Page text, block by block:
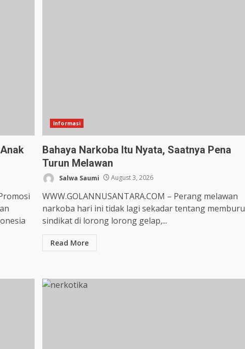
Informasi
Bahaya Narkoba Itu Nyata, Saatnya Pena
Turun Melawan
Salwa Saumi August 3, 2026
WWW.GOLANNUSANTARA.COM – Perang melawan
narkoba hari ini tidak lagi sekadar tentang memburu
sindikat di lorong lorong gelap,...
Read More